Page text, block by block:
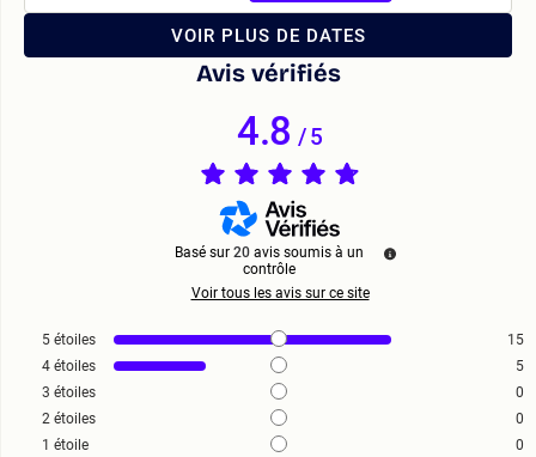
VOIR PLUS DE DATES
Avis vérifiés
4.8/5
Basé sur 20 avis soumis à un
contrôle
Voir tous les avis sur ce site
5 étoiles
15
4 étoiles
5
3 étoiles
0
2 étoiles
0
1 étoile 0